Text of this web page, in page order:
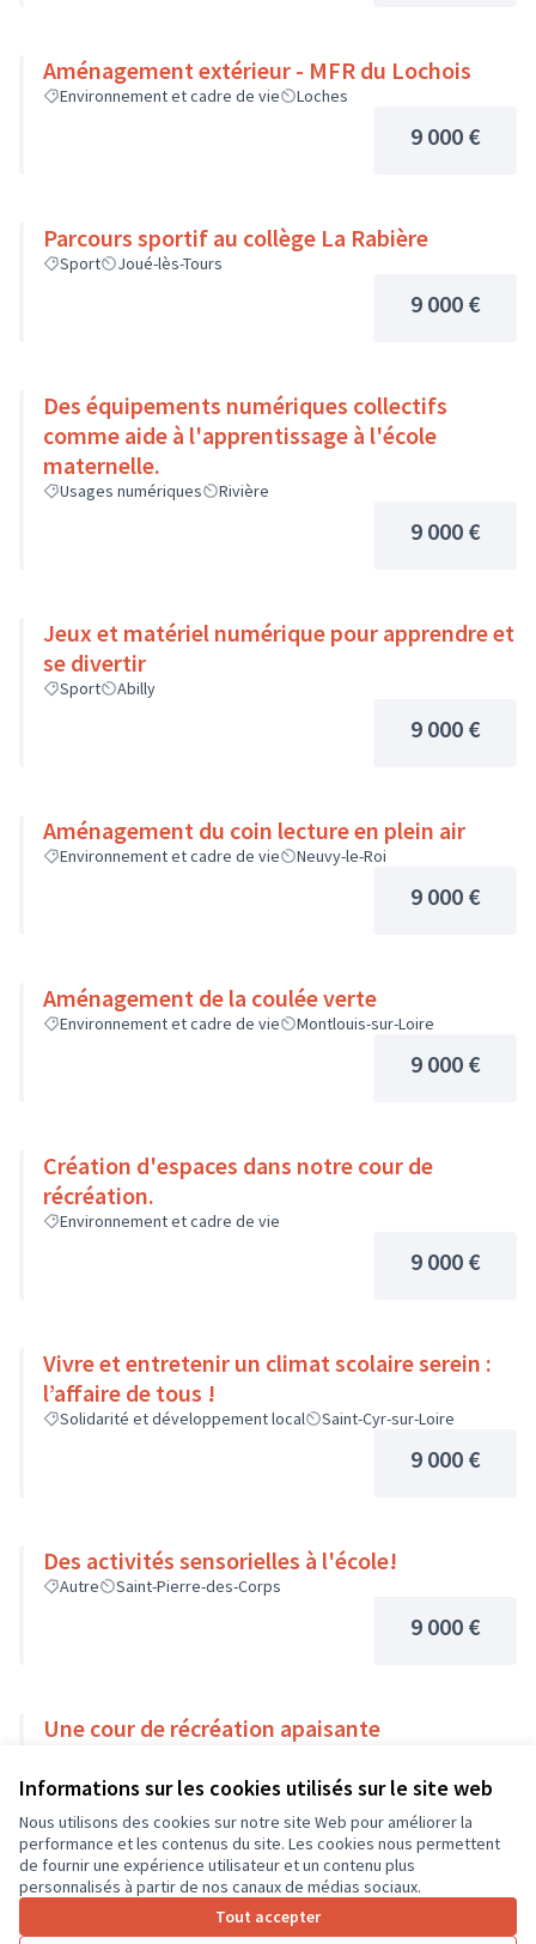
Informations sur les cookies utilisés sur le site web
Nous utilisons des cookies sur notre site Web pour améliorer la
performance et les contenus du site. Les cookies nous permettent
de fournir une expérience utilisateur et un contenu plus
personnalisés à partir de nos canaux de médias sociaux.
Tout accepter
Aménagement extérieur - MFR du Lochois
Environnement et cadre de vie Loches
9 000 €
Parcours sportif au collège La Rabière
Sport Joué-lès-Tours
9 000 €
Des équipements numériques collectifs
comme aide à l'apprentissage à l'école
maternelle.
Usages numériques Rivière
9 000 €
Jeux et matériel numérique pour apprendre et
se divertir
Sport Abilly
9 000 €
Aménagement du coin lecture en plein air
Environnement et cadre de vie Neuvy-le-Roi
9 000 €
Aménagement de la coulée verte
Environnement et cadre de vie Montlouis-sur-Loire
9 000 €
Création d'espaces dans notre cour de
récréation.
Environnement et cadre de vie
9 000 €
Vivre et entretenir un climat scolaire serein :
l’affaire de tous !
Solidarité et développement local Saint-Cyr-sur-Loire
9 000 €
Des activités sensorielles à l'école!
Autre Saint-Pierre-des-Corps
9 000 €
Une cour de récréation apaisante
9 000 €
3 … 7